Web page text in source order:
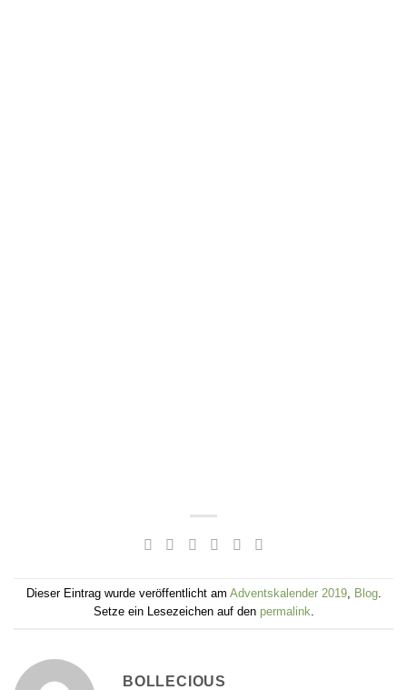
Dieser Eintrag wurde veröffentlicht am Adventskalender 2019, Blog.
Setze ein Lesezeichen auf den permalink
BOLLECIOUS